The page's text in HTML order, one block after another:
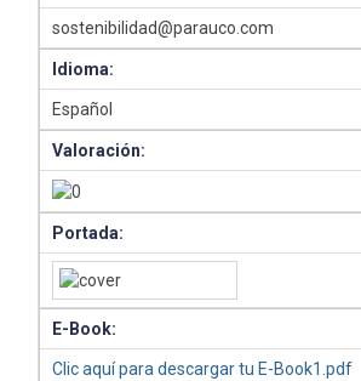
sostenibilidad@parauco.com
Idioma:
Español
Valoración:
Portada:
E-Book:
Clic aquí para descargar tu E-Book1.pdf